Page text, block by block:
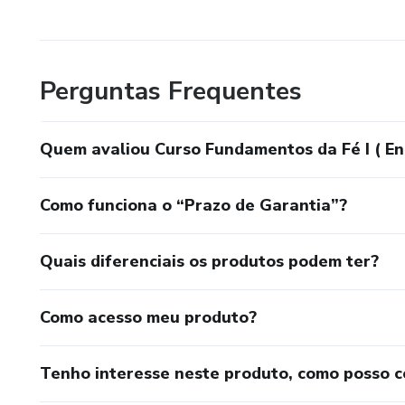
Perguntas Frequentes
Quem avaliou Curso Fundamentos da Fé I (
Como funciona o “Prazo de Garantia”?
Quais diferenciais os produtos podem ter?
Como acesso meu produto?
Tenho interesse neste produto, como posso